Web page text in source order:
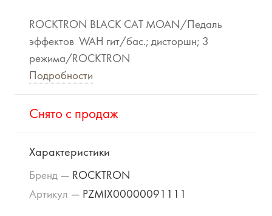
ROCKTRON BLACK CAT MOAN/Педаль
эффектов WAH гит/бас.; дисторшн; 3
режима/ROCKTRON
Подробности
Cнято с продаж
Характеристики
Бренд — ROCKTRON
Артикул — PZMIX00000091111